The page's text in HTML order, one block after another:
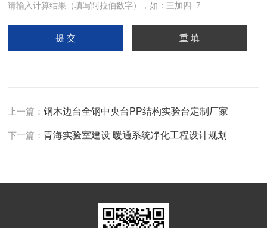
请输入计算结果（填写阿拉伯数字），如：三加四=7
上一篇：钢木边台全钢中央台PP结构实验台定制厂家
下一篇：青海实验室建设 暖通系统净化工程设计规划